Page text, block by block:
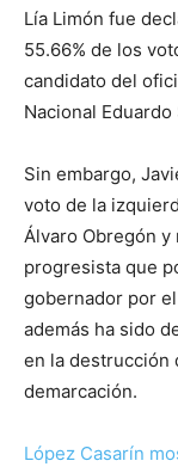
Lía Limón fue
55.66% de los
candidato del
Nacional
Sin embargo,
voto de la
Álvaro Obregón
progresista que
gobernador por
además ha sido
en la destrucción
demarcación.
López Casarín